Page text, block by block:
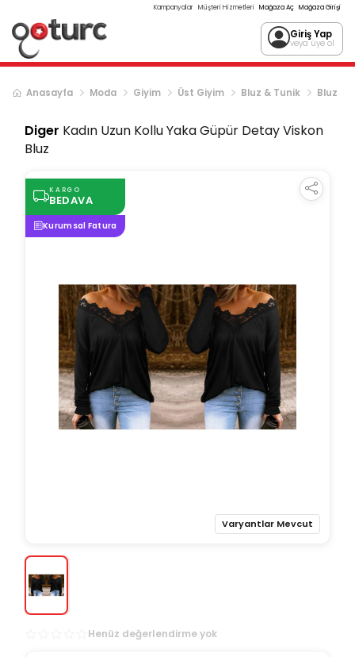
Kampanyalar Müşteri Hizmetleri Mağaza Aç Mağaza Girişi
Giriş Yap
veya üye ol
Anasayfa Moda Giyim Üst Giyim Bluz & Tunik Bluz
Diger Kadın Uzun Kollu Yaka Güpür Detay Viskon
Bluz
KARGO
BEDAVA
Kurumsal Fatura
Varyantlar Mevcut
Henüz değerlendirme yok